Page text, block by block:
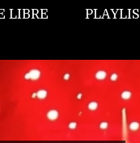
LIBRE